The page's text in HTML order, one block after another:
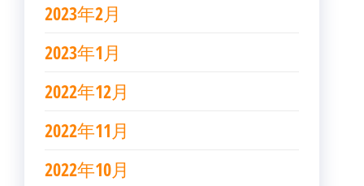
2023年2月
2023年1月
2022年12月
2022年11月
2022年10月